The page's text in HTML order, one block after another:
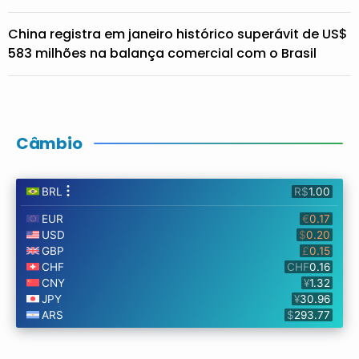
China registra em janeiro histórico superávit de US$
583 milhões na balança comercial com o Brasil
Câmbio